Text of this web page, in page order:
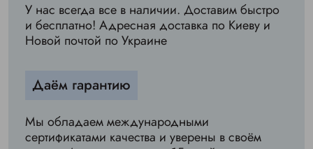
У нас всегда все в наличии. Доставим быстро
и бесплатно! Адресная доставка по Киеву и
Новой почтой по Украине
Даём гарантию
Мы обладаем международными
сертификатами качества и уверены в своём